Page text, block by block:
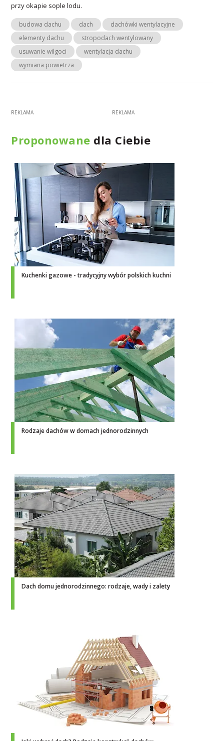
przy okapie sople lodu.
budowa dachu dach
dachówki wentylacyjne
elementy dachu
stropodach wentylowany
usuwanie wilgoci
wentylacja dachu
wymiana powietrza
Proponowane dla Ciebie
Kuchenki gazowe - tradycyjny wybór polskich kuchni
Rodzaje dachów w domach jednorodzinnych
Dach domu jednorodzinnego: rodzaje, wady i zalety